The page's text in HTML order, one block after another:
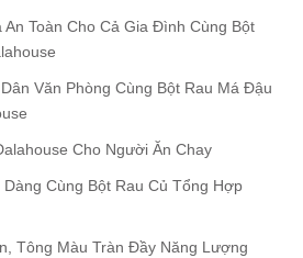
An Toàn Cho Cả Gia Đình Cùng Bột
Văn Phòng Cùng Bột Rau Má Đậu
Cho Người Ăn Chay
Cùng Bột Rau Củ Tổng Hợp
Tông Màu Tràn Đầy Năng Lượng